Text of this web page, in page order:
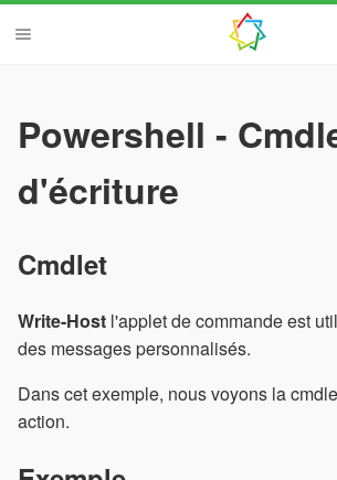
Powershell -
d'écriture
Cmdlet
Write-Host l'applet de commande est
des messages personnalisés.
Dans cet exemple, nous voyons la
action.